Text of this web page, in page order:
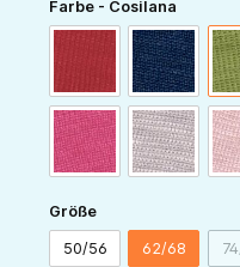
Farbe - Cosilana
marine
pink grau
Größeauswählen
50/56 62/68